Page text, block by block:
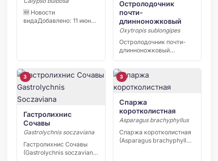
🆕 Новости
видаДобавлено: 11 июня
Остролодочник
почти-
длинноножковый
Oxytropis sublongipes
Остролодочник почти-
длинноножковый
узколокальный эндемик
Якутии,…
3
Гастролихнис
Сочавы
Gastrolychnis soczaviana
Гастролихнис Сочавы
(Gastrolychnis soczaviana)
3
Спаржа
коротколистная
Asparagus brachyphyllus
Спаржа коротколистная
(Asparagus brachyphyllus)